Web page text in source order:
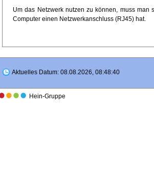
Um das Netzwerk nutzen zu können, muss man
Computer einen Netzwerkanschluss (RJ45) hat.
Aktuelles Datum: 08.08.2026, 08:48:40
Hein-Gruppe